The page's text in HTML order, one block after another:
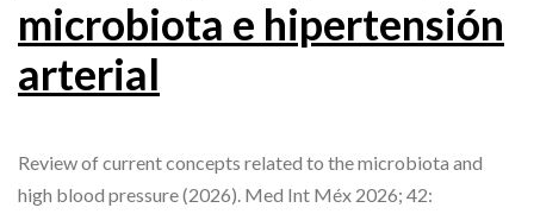
microbiota e hipertensión
arterial
Review of current concepts related to the microbiota and
high blood pressure (2026). Med Int Méx 2026; 42: